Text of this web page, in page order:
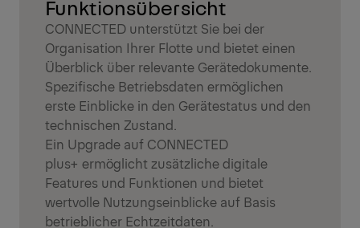
Funktionsübersicht
CONNECTED unterstützt Sie bei der
Organisation Ihrer Flotte und bietet einen
Überblick über relevante Gerätedokumente.
Spezifische Betriebsdaten ermöglichen
erste Einblicke in den Gerätestatus und den
technischen Zustand.
Ein Upgrade auf CONNECTED
plus+ ermöglicht zusätzliche digitale
Features und Funktionen und bietet
wertvolle Nutzungseinblicke auf Basis
betrieblicher Echtzeitdaten.